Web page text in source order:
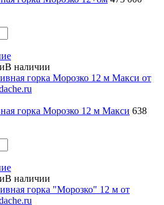
В наличии
горка Морозко 12 м Макси 638
В наличии